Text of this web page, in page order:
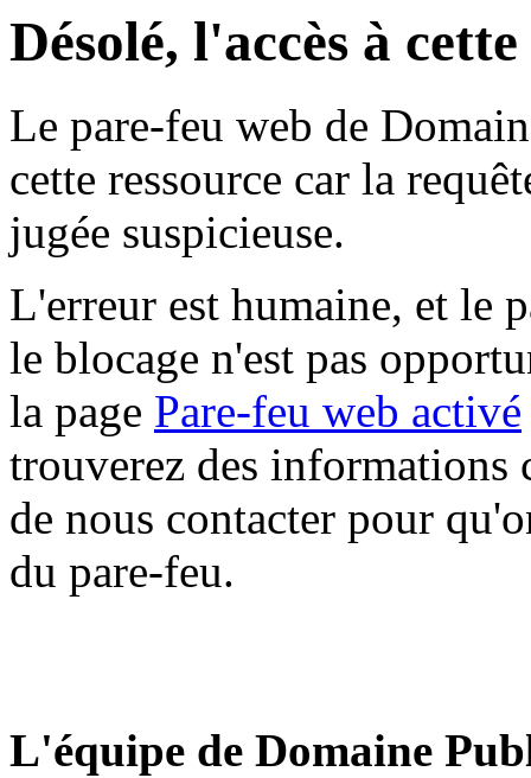
Désolé, l'accès à
Le pare-feu web de
cette ressource car la
jugée suspicieuse.
L'erreur est humaine, et le
le blocage n'est pas
la page Pare-feu web activé
trouverez des informations
de nous contacter pour
du pare-feu.
L'équipe de Domaine